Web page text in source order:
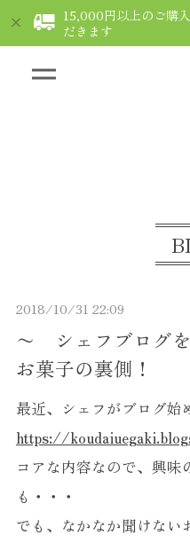
15,000円以上のご購
だきます
〜 シェフブログ
お菓子の裏側！
2018/10/31 22:09
最近、シェフがブログ始
https://
コアな内容なので、興
も・・・
でも、なかなか聞けない